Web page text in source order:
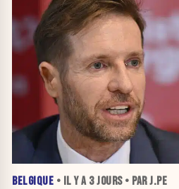
BELGIQUE • IL Y A 3 JOURS• PAR J.PE